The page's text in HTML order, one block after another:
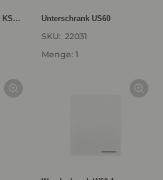
Durchgehende Türfront KSBD Unterschrank US60
SKU: 22031
Menge: 1